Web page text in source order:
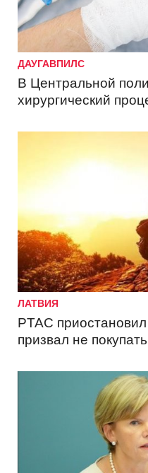
ДАУГАВПИЛС
В Центральной
хирургический
ЛАТВИЯ
PTAC
призвал не